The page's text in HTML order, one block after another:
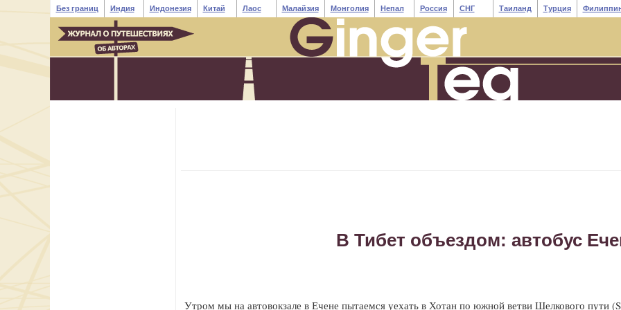
Без границ Индия Индонезия Китай Лаос Малайзия Монголия Непал Россия СНГ Таиланд Турция
В Тибет объездом: автобус
Утром мы на автовокзале в Ечене пытаемся уехать в Хотан по южной ветви Шелкового пути